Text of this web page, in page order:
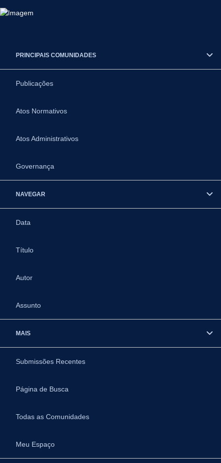
PRINCIPAIS COMUNIDADES
Publicações
Atos Normativos
Atos Administrativos
Governança
NAVEGAR
Data
Título
Autor
Assunto
MAIS
Submissões Recentes
Página de Busca
Todas as Comunidades
Meu Espaço